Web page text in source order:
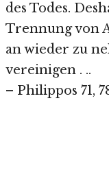
des Todes.
Trennung von
an wieder zu
vereinigen . ..
– Philippos 71,